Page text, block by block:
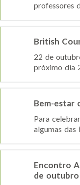
professores
British
22 de
próximo dia
Bem-estar
Para
algumas das
Encontro
de